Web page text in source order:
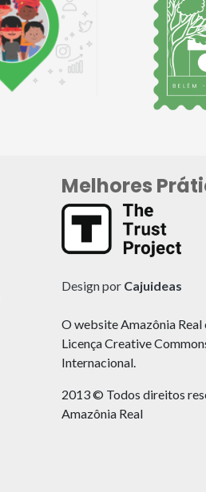
Melhores
Design por Cajuideas
O website Amazônia
Licença Creative
Internacional.
2013 © Todos direitos
Amazônia Real